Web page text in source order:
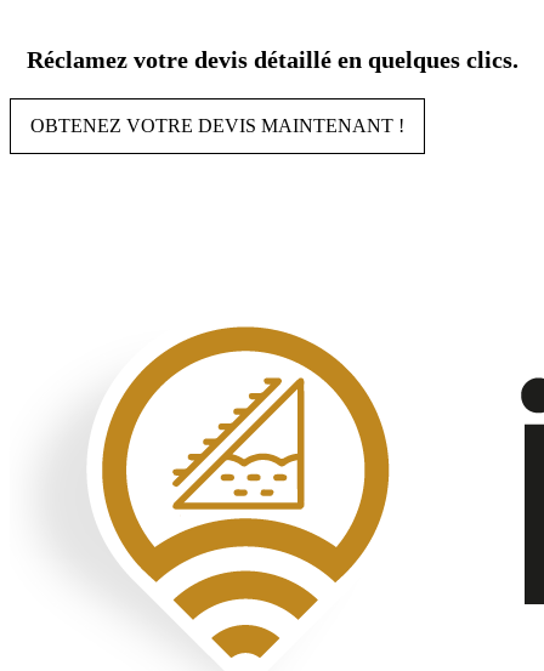
contenu
Réclamez votre devis détaillé en quelques clics.
OBTENEZ VOTRE DEVIS MAINTENANT !